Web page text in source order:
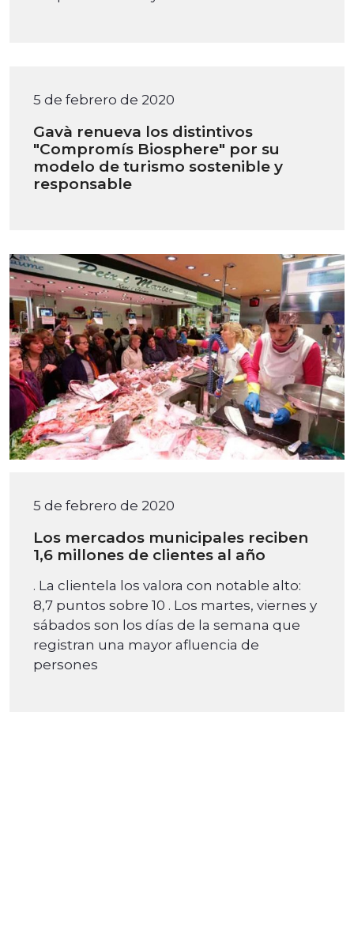
5 de febrero de 2020
Gavà renueva los distintivos
"Compromís Biosphere" por su
modelo de turismo sostenible y
responsable
5 de febrero de 2020
Los mercados municipales reciben
1,6 millones de clientes al año
. La clientela los valora con notable alto:
8,7 puntos sobre 10 . Los martes, viernes y
sábados son los días de la semana que
registran una mayor afluencia de
persones